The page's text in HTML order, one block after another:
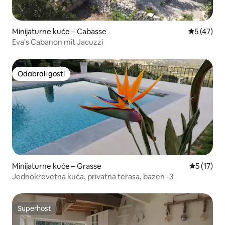
Minijaturne kuće – Cabasse Prosječna
5 (47)
Eva's Cabanon mit Jacuzzi
Odabrali gosti
Odabrali gosti
Minijaturne kuće – Grasse Prosječna
5 (17)
Jednokrevetna kuća, privatna terasa, bazen -3
Superhost
Superhost